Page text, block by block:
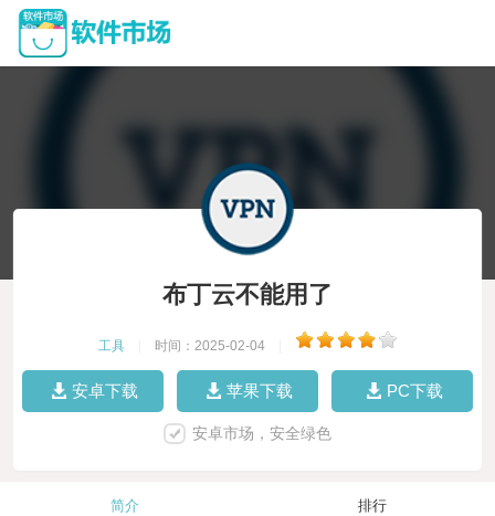
布丁云不能用了
工具 时间：2025-02-04
安卓下载 苹果下载 PC下载
安卓市场，安全绿色
简介 排行